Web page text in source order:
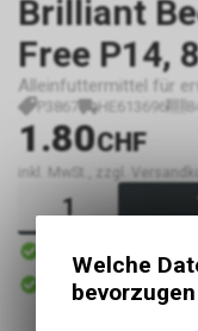
Brilliant
Free P14,
Alleinfuttermittel für
P3867 HE613696
1.80CHF
inkl. MwSt., zzgl.
Versand
Sofort abholbar
Abholung NaturNah
Welche